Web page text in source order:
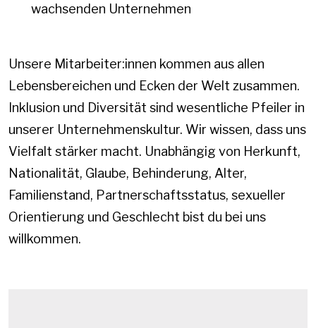
wachsenden Unternehmen
Unsere Mitarbeiter:innen kommen aus allen
Lebensbereichen und Ecken der Welt zusammen.
Inklusion und Diversität sind wesentliche Pfeiler in
unserer Unternehmenskultur. Wir wissen, dass uns
Vielfalt stärker macht. Unabhängig von Herkunft,
Nationalität, Glaube, Behinderung, Alter,
Familienstand, Partnerschaftsstatus, sexueller
Orientierung und Geschlecht bist du bei uns
willkommen.